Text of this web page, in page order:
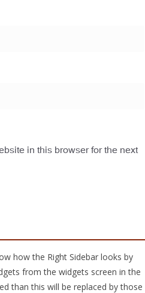
in this browser for the next
how the Right Sidebar looks by
from the widgets screen in the
than this will be replaced by those